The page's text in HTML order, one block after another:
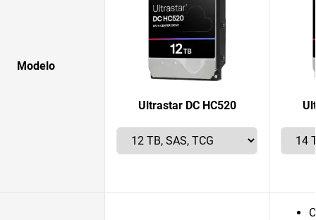
Modelo
Ultrastar DC HC520